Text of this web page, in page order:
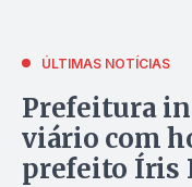
ÚLTIMAS NOTÍCIAS
Prefeitura
viário com
prefeito Íris